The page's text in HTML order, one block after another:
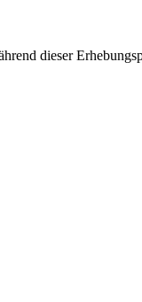
dieser